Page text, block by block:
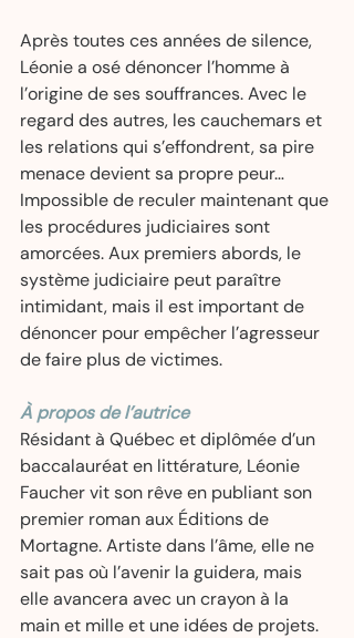
Après toutes ces années de silence,
Léonie a osé dénoncer l’homme à
l’origine de ses souffrances. Avec le
regard des autres, les cauchemars et
les relations qui s’effondrent, sa pire
menace devient sa propre peur…
Impossible de reculer maintenant que
les procédures judiciaires sont
amorcées. Aux premiers abords, le
système judiciaire peut paraître
intimidant, mais il est important de
dénoncer pour empêcher l’agresseur
de faire plus de victimes.
À propos de l’autrice
Résidant à Québec et diplômée d’un
baccalauréat en littérature, Léonie
Faucher vit son rêve en publiant son
premier roman aux Éditions de
Mortagne. Artiste dans l’âme, elle ne
sait pas où l’avenir la guidera, mais
elle avancera avec un crayon à la
main et mille et une idées de projets.